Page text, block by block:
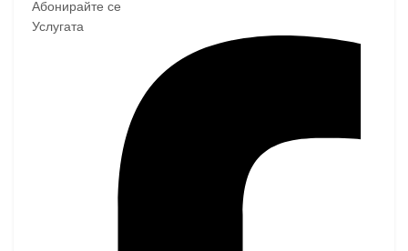
Абонирайте се
Услугата